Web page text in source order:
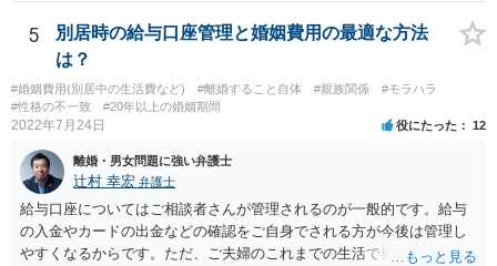
則はありませんが、道義的責任を果たさないことで、他人からの信用
を無くす、不遇を受けるなどの一般的にはそのような事実上の不利益
が生じます。
5
別居時の給与口座管理と婚姻費用の最適な方法
は？
#婚姻費用(別居中の生活費など) #離婚すること自体 #親族関係
#モラハラ
#性格の不一致
#20年以上の婚姻期間
2022年7月24日 役にたった 12
離婚・男女問題に強い弁護士
辻村 幸宏 弁護士
給与口座についてはご相談者さんが管理されるのが一般的です。給与
の入金やカードの出金などの確認をご自身でされる方が今後は管理し
やすくなるからです。ただ、ご夫婦のこれまでの生活で奥様が管理さ